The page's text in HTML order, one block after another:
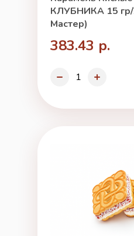
КЛУБНИКА 15
Мастер)
383.43 р.